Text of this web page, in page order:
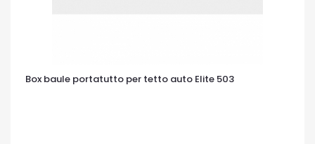
Box baule portatutto per tetto auto Elite 503